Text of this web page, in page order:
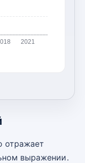
2021
отражает
выражении.